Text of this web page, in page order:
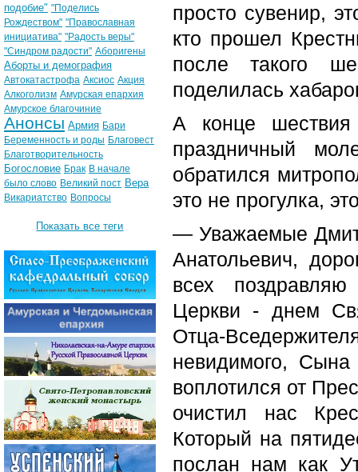
просто сувенир,
кто прошел
после такого
поделилась
А конце
праздничный
обратился
это не прогулка,
— Уважаемые
Анатольевич,
всех
Церкви - днем
Отца-
невидимого,
воплотился от
очистил нас
Который на
послан нам как
подобие" "Поделись
Рождеством" "Православная
инициатива" "Радость веры"
"Синдром радости" Аборигены
Аборты и демография
Автокатастрофа Аксиос Акция
Алкоголизм Амурская епархия
Амурское благочиние
Анонсы Армия Бари
Беременность и роды Благовест
Благотворительность
Богословие Брак В начале
было слово Великий пост Вера
Викариатство Вопросы
Показать все теги